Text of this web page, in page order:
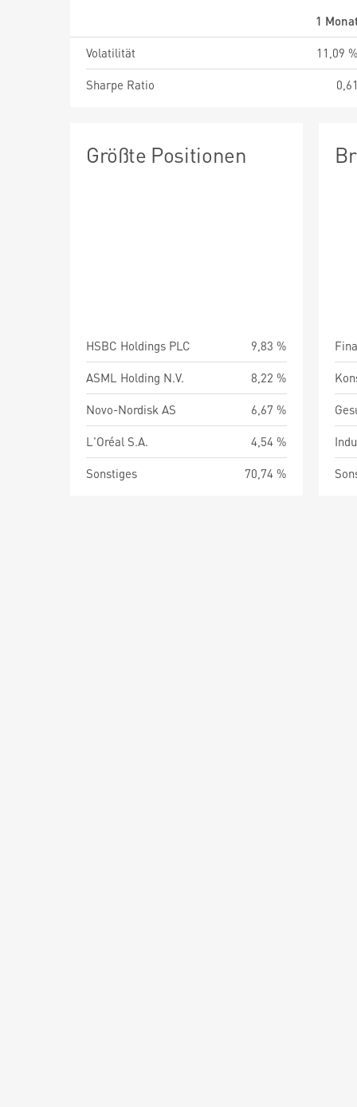
1
Volatilität
11,09
Sharpe Ratio
Größte Positionen
HSBC Holdings PLC
9,83 %
ASML Holding N.V.
8,22 %
Novo-Nordisk AS
6,67 %
L'Oréal S.A.
4,54 %
Sonstiges
70,74 %